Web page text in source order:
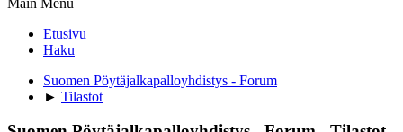
Etusivu
Haku
Suomen Pöytäjalkapalloyhdistys - Forum
► Tilastot